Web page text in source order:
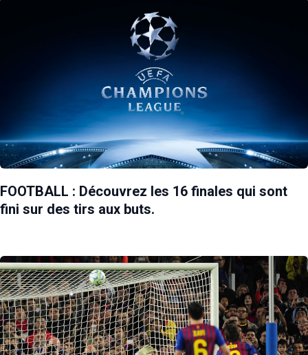
FOOTBALL : Découvrez les 16 finales qui sont
fini sur des tirs aux buts.